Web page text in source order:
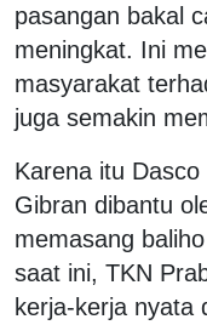
pasangan bakal
meningkat. Ini
masyarakat
juga semakin
Karena itu
Gibran dibantu
memasang
saat ini, TKN
kerja-kerja nyata